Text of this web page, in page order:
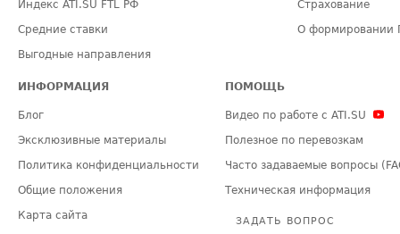
Индекс ATI.SU FTL РФ
Средние ставки
Выгодные направления
Страхование
О формировании
ИНФОРМАЦИЯ
Блог
Эксклюзивные материалы
Политика конфиденциальности
Общие положения
Карта сайта
ПОМОЩЬ
Видео по работе с ATI.SU
Полезное по перевозкам
Часто задаваемые вопросы
Техническая информация
ЗАДАТЬ ВОПРОС